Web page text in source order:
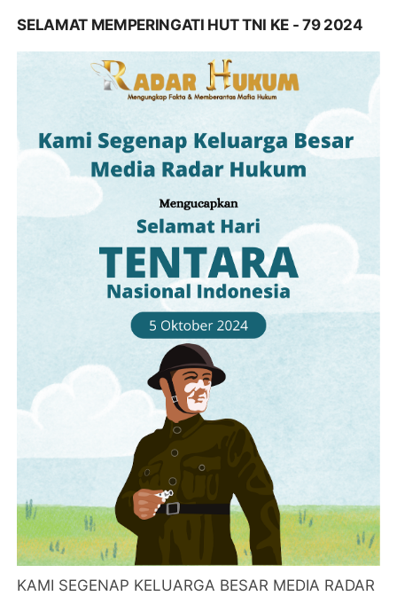
SELAMAT MEMPERINGATI HUT TNI KE - 79 2024
KAMI SEGENAP KELUARGA BESAR MEDIA RADAR